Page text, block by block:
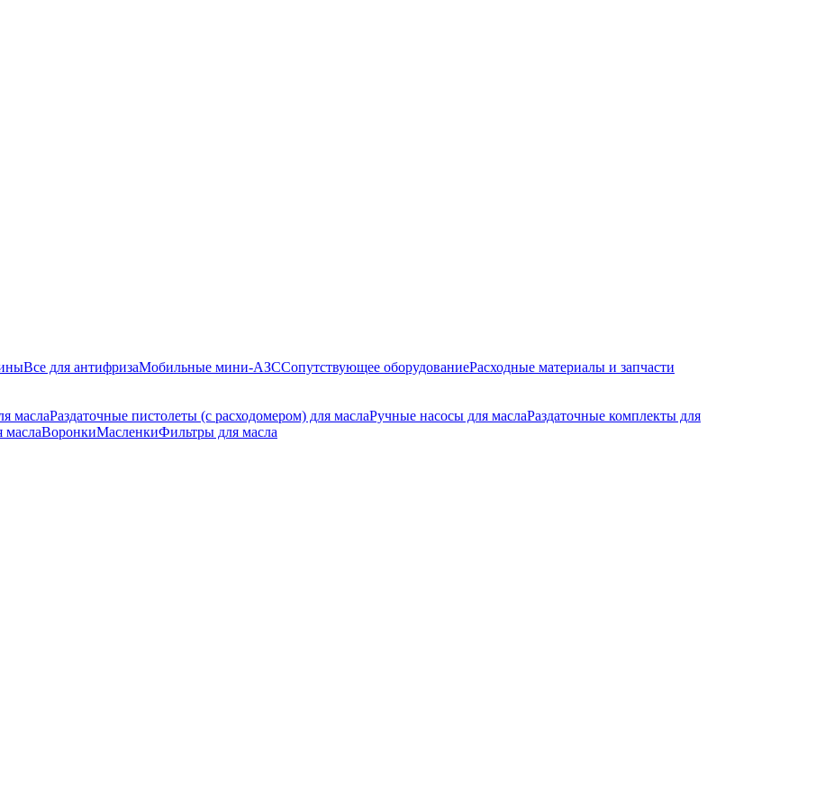
Все для антифризаМобильные мини-АЗССопутствующее оборудованиеРасходные материалы и запчасти
маслаРаздаточные пистолеты (с расходомером) для маслаРучные насосы для маслаРаздаточные комплекты для
маслаВоронкиМасленкиФильтры для масла